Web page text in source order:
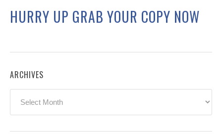
HURRY UP GRAB YOUR COPY NOW
ARCHIVES